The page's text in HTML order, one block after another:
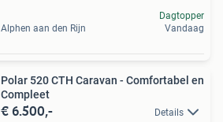
Alphen aan den Rijn
Dagtopper
Vandaag
Polar 520 CTH Caravan - Comfortabel en
Compleet
€ 6.500,- Details